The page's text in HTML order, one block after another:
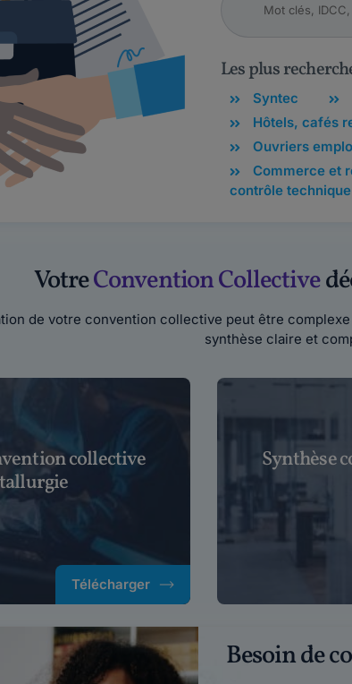
Les plus
Syntec
Hôtels, cafés
Ouvriers
Commerce et
contrôle
VotreConvention Collective
de votre convention collective peut être
synthèse claire et
collective
Télécharger
Synthèse
Besoin de